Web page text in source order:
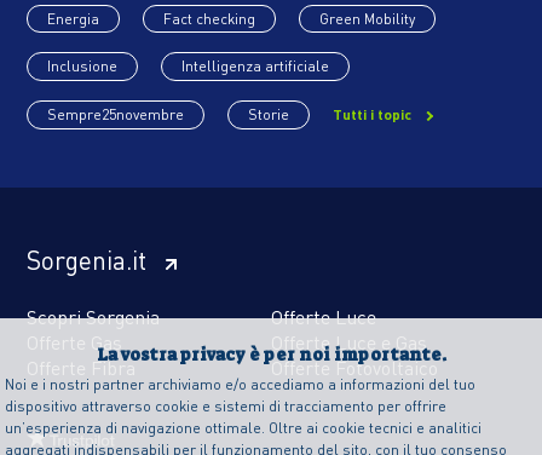
La vostra privacy è per noi importante.
Noi e i nostri partner archiviamo e/o accediamo a informazioni del tuo
dispositivo attraverso cookie e sistemi di tracciamento per offrire
un’esperienza di navigazione ottimale. Oltre ai cookie tecnici e analitici
aggregati indispensabili per il funzionamento del sito, con il tuo consenso
Energia Fact checking Green Mobility
Inclusione Intelligenza artificiale
Sempre25novembre Storie Tutti i topic
Sorgenia.it
Scopri Sorgenia
Offerte Luce
Offerte Gas
Offerte Luce e Gas
Offerte Fibra
Offerte Fotovoltaico